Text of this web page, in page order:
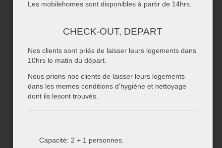
Les mobilehomes sont disponibles à partir de 14hrs.
CHECK-OUT, DEPART
Nos clients sont priés de laisser leurs logements dans
10hrs le matin du départ.
Nous prions nos clients de laisser leurs logements
dans les memes conditions d'hygiène et nettoyage
dont ils lesont trouvés.
Capacité: 2 + 1 personnes.